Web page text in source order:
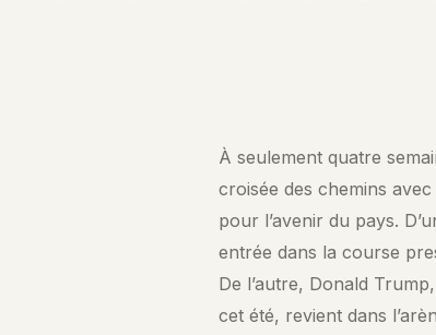
À seulement quatre
croisée des chemins
pour l’avenir du pays.
entrée dans la course
De l’autre, Donald
cet été, revient dans